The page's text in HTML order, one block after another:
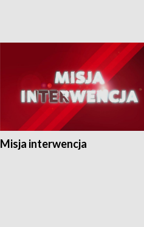
Misja interwencja